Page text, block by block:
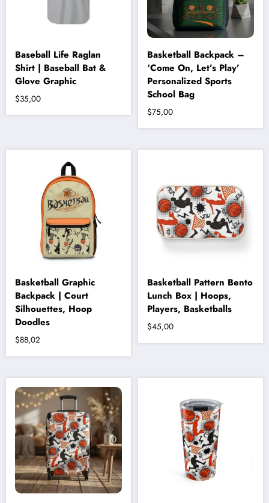
Baseball Life Raglan
Shirt | Baseball Bat &
Glove Graphic
$35,00
Basketball Backpack –
‘Come On, Let’s Play’
Personalized Sports
School Bag
$75,00
Basketball Graphic
Backpack | Court
Silhouettes, Hoop
Doodles
$88,02
Bu
birden
fazla
varyasyonu
var.
Seçenekler
ürün
sayfasından
seçilebilir
Basketball Pattern Bento
Lunch Box | Hoops,
Players, Basketballs
$45,00